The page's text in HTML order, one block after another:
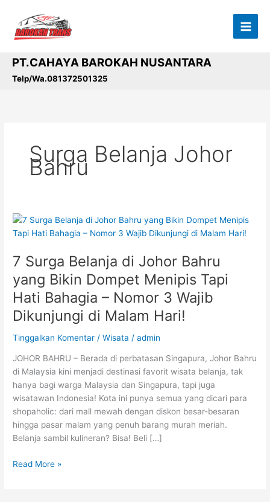
konten
PT.CAHAYA BAROKAH NUSANTARA
Telp/Wa.081372501325
Surga Belanja Johor
Bahru
7 Surga Belanja di Johor Bahru
yang Bikin Dompet Menipis Tapi
Hati Bahagia – Nomor 3 Wajib
Dikunjungi di Malam Hari!
Tinggalkan Komentar /Wisata /admin
JOHOR BAHRU – Berada di perbatasan Singapura, Johor Bahru
di Malaysia kini menjadi destinasi favorit wisata belanja, tak
hanya bagi warga Malaysia dan Singapura, tapi juga
wisatawan Indonesia! Kota ini punya semua yang dicari para
shopaholic: dari mall mewah dengan diskon besar-besaran
hingga pasar malam yang penuh barang murah meriah.
Belanja sambil kulineran? Bisa! Beli […]
7
Surga
di
Bahru
yang
Bikin
Menipis
Bahagia
Wajib
Dikunjungi
di
Read More »